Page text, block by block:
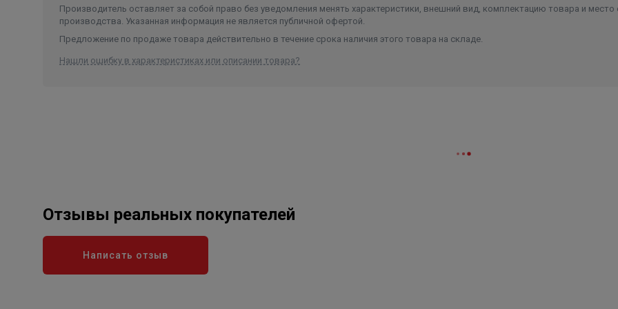
Производитель оставляет за собой право без уведомления менять характеристики, внешний вид, комплектацию товара и место
производства. Указанная информация не является публичной офертой.
Предложение по продаже товара действительно в течение срока наличия этого товара на складе.
Нашли ошибку в характеристиках или описании товара?
Отзывы реальных покупателей
Написать отзыв